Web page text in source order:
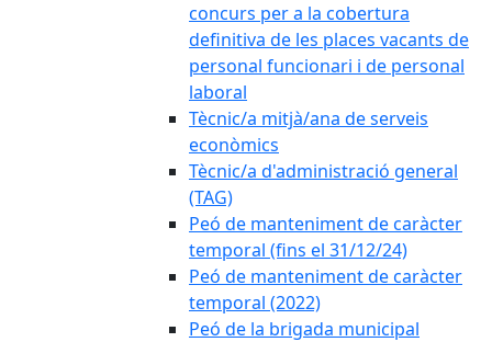
concurs per a la cobertura
definitiva de les places vacants de
personal funcionari i de personal
laboral
Tècnic/a mitjà/ana de serveis
econòmics
Tècnic/a d'administració general
(TAG)
Peó de manteniment de caràcter
temporal (fins el 31/12/24)
Peó de manteniment de caràcter
temporal (2022)
Peó de la brigada municipal